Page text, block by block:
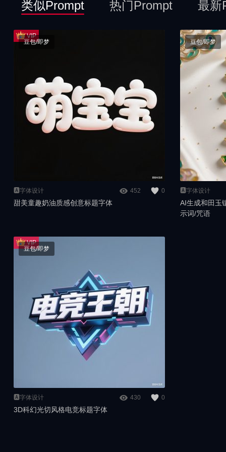
类似Prompt 热门Prompt 最新
🅰️字体设计 452 0
甜美童趣奶油质感创意标题字体
豆包/即梦
🅰️字体设计
AI生成和田玉
示词/咒语
豆包/即梦
🅰️字体设计 430 0
3D科幻光切风格电竞标题字体
豆包/即梦